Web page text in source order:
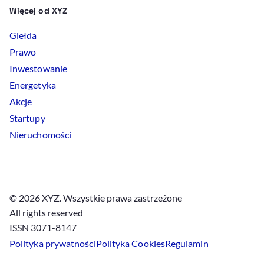
Więcej od XYZ
Giełda
Prawo
Inwestowanie
Energetyka
Akcje
Startupy
Nieruchomości
© 2026 XYZ. Wszystkie prawa zastrzeżone
All rights reserved
ISSN 3071-8147
Polityka prywatnościPolitykaCookiesRegulamin